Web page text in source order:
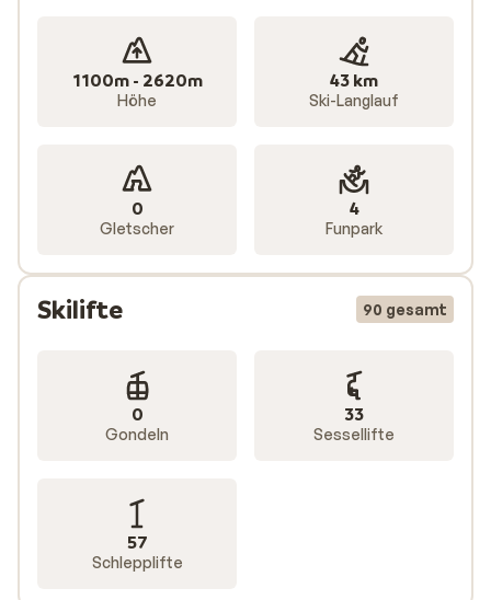
erschwingliches Wintersportziel bei Sunweb – ideal
, Freundesgruppen oder alle, die Komfort
und Bequemlichkeit schätzen.
1100m - 2620m
Höhe
43 km
Ski-Langlauf
0
Gletscher
4
Funpark
Skilifte 90 gesamt
0
Gondeln
33
Sessellifte
57
Schlepplifte